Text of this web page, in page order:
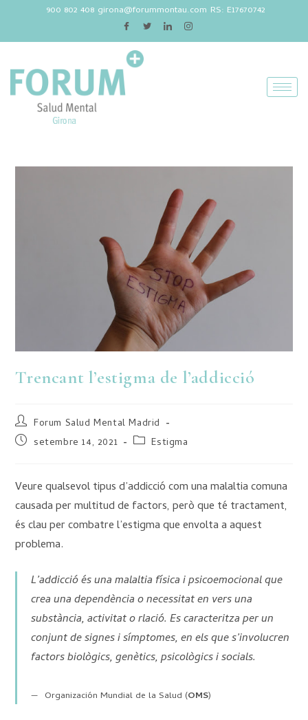
900 802 408 girona@forummontau.com RS: E17670742
Trencant l’estigma de l’addicció
Forum Salud Mental Madrid
setembre 14, 2021
Estigma
Veure qualsevol tipus d’addicció com una malaltia comuna
causada per multitud de factors, però que té tractament,
és clau per combatre l’estigma que envolta a aquest
problema.
L’addicció és una malaltia física i psicoemocional que
crea una dependència o necessitat en vers una
substància, activitat o rlació. Es caracteritza per un
conjunt de signes i símptomes, en els que s’involucren
factors biològics, genètics, psicològics i socials.
Organización Mundial de la Salud (OMS)